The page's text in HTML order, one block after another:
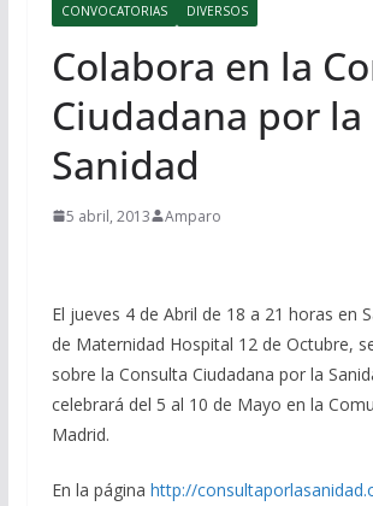
CONVOCATORIAS DIVERSOS
Colabora en la
Ciudadana por la
Sanidad
5 abril, 2013 Amparo
El jueves 4 de Abril de 18 a 21 horas en
de Maternidad Hospital 12 de Octubre,
sobre la Consulta Ciudadana por la
celebrará del 5 al 10 de Mayo en la
Madrid.
En la página http://